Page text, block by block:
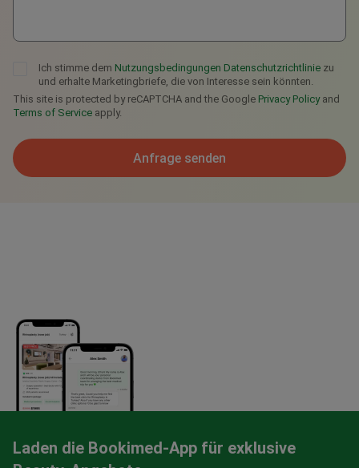
Ich stimme dem Nutzungsbedingungen Datenschutzrichtlinie zu
und erhalte Marketingbriefe, die von Interesse sein könnten.
This site is protected by reCAPTCHA and the Google Privacy Policyand
Terms of Service apply.
Anfrage senden
Laden die Bookimed-App für exklusive